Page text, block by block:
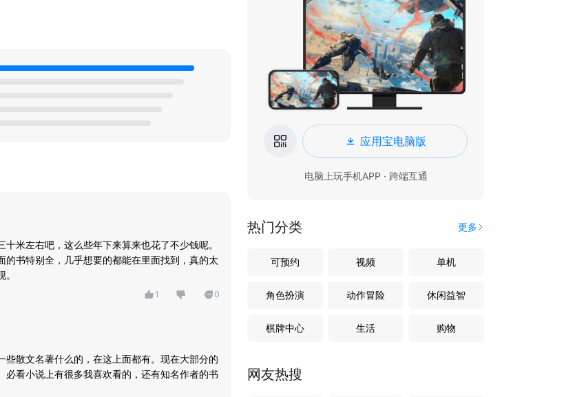
米左右吧，这么些年下来算来也花了不少钱呢。
书特别全，几乎想要的都能在里面找到，真的太
1 0
散文名著什么的，在这上面都有。现在大部分的
看小说上有很多我喜欢看的，还有知名作者的书
应用宝电脑版
电脑上玩手机APP · 跨端互通
热门分类 更多
可预约 视频 单机
角色扮演 动作冒险 休闲益智
棋牌中心 生活 购物
网友热搜